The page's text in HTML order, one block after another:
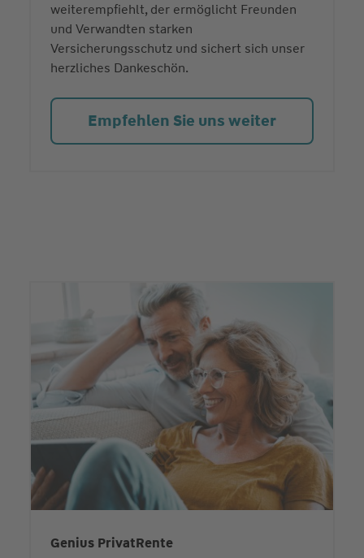
weiterempfiehlt, der ermöglicht Freunden
und Verwandten starken
Versicherungsschutz und sichert sich unser
herzliches Dankeschön.
Empfehlen Sie uns weiter
Genius PrivatRente